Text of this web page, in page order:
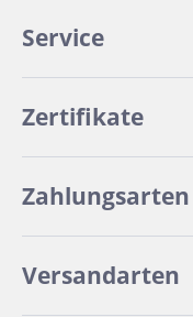
Service
Zertifikate
Zahlungsarten
Versandarten